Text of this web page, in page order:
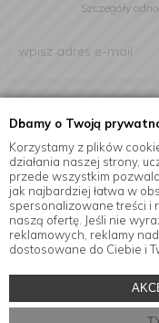
Dbamy o Twoją
Korzystamy z plików
działania naszej strony,
przede wszystkim
jak najbardziej łatwa w
spersonalizowane treści i
naszą ofertę. Jeśli nie
reklamowych, reklamy
dostosowane do Ciebie i
Szczegóły
elektroniczną na
Akcesoria